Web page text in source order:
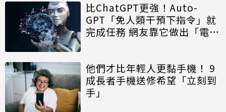
比ChatGPT更強！Auto-
GPT「免人類干預下指令」就
完成任務 網友靠它做出「電
他們才比年輕人更黏手機！ 9
成長者手機送修希望「立刻到
手」